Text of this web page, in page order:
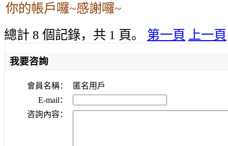
你的帳戶囉~感謝囉~
總計 8 個記錄，共 1 頁。 第一頁 上一頁
我要咨詢
會員名稱：
匿名用戶
E-mail：
咨詢內容：